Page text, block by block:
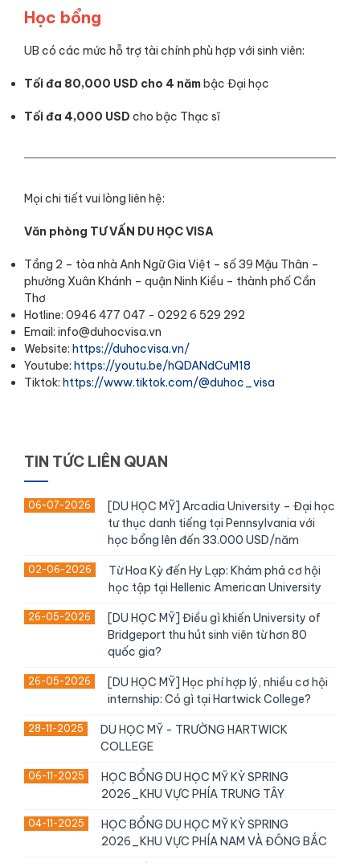
Học bổng
UB có các mức hỗ trợ tài chính phù hợp với sinh viên:
Tối đa 80,000 USD cho 4 nămbậc Đại học
Tối đa 4,000 USD cho bậc Thạc sĩ
Mọi chi tiết vui lòng liên hệ:
Văn phòng TƯ VẤN DU HỌC VISA
Tầng 2 – tòa nhà Anh Ngữ Gia Việt – số 39 Mậu Thân –
phường Xuân Khánh – quận Ninh Kiều – thành phố Cần
Thơ
Hotline: 0946 477 047 - 0292 6 529 292
Email: info@duhocvisa.vn
Website: https://duhocvisa.vn/
Youtube: https://youtu.be/hQDANdCuM18
Tiktok: https://www.tiktok.com/@duhoc_visa
TIN TỨC LIÊN QUAN
06-07-2026
[DU HỌC MỸ] Arcadia University – Đại học
tư thục danh tiếng tại Pennsylvania với
học bổng lên đến 33.000 USD/năm
02-06-2026
Từ Hoa Kỳ đến Hy Lạp: Khám phá cơ hội
học tập tại Hellenic American University
26-05-2026
[DU HỌC MỸ] Điều gì khiến University of
Bridgeport thu hút sinh viên từ hơn 80
quốc gia?
26-05-2026
[DU HỌC MỸ] Học phí hợp lý, nhiều cơ hội
internship: Có gì tại Hartwick College?
28-11-2025
DU HỌC MỸ - TRƯỜNG HARTWICK
COLLEGE
06-11-2025
HỌC BỔNG DU HỌC MỸ KỲ SPRING
2026_KHU VỰC PHÍA TRUNG TÂY
04-11-2025
HỌC BỔNG DU HỌC MỸ KỲ SPRING
2026_KHU VỰC PHÍA NAM VÀ ĐÔNG BẮC